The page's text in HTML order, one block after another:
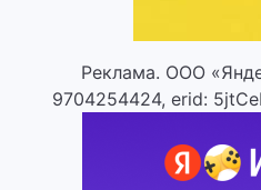
Реклама. ООО
9704254424, erid: